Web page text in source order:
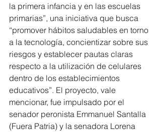
la primera infancia y en las escuelas
primarias”, una iniciativa que busca
“promover hábitos saludables en torno
a la tecnología, concientizar sobre sus
riesgos y establecer pautas claras
respecto a la utilización de celulares
dentro de los establecimientos
educativos”. El proyecto, vale
mencionar, fue impulsado por el
senador peronista Emmanuel Santalla
(Fuera Patria) y la senadora Lorena